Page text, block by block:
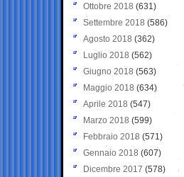
Ottobre 2018 (631)
Settembre 2018 (586)
Agosto 2018 (362)
Luglio 2018 (562)
Giugno 2018 (563)
Maggio 2018 (634)
Aprile 2018 (547)
Marzo 2018 (599)
Febbraio 2018 (571)
Gennaio 2018 (607)
Dicembre 2017 (578)